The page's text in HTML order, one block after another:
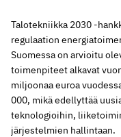
Talotekniikka 2030 -
regulaation
Suomessa on arvioitu
toimenpiteet alkavat
miljoonaa euroa
000, mikä edellyttää
teknologioihin,
järjestelmien hallintaan.